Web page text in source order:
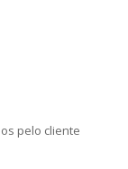
pelo cliente